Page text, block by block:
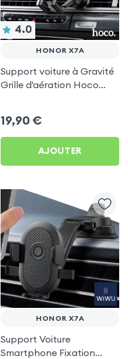
4.0
HONOR X7A
Support voiture à Gravité
Grille d'aération Hoco
19,90 €
AJOUTER
HONOR X7A
Support Voiture
Smartphone Fixation